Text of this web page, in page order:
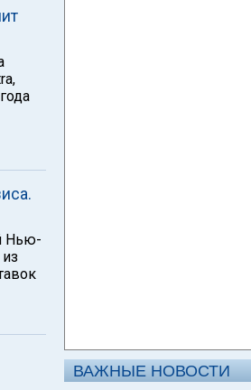
Нью-
ВАЖНЫЕ НОВОСТИ